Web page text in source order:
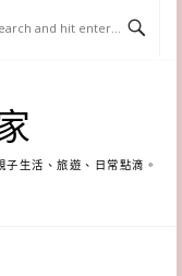
生活、旅遊、日常點滴。